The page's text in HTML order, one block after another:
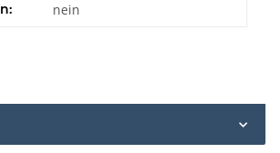
nein